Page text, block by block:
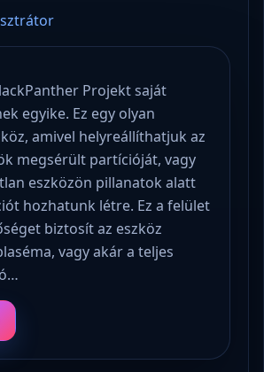
Projekt saját
egyike. Ez egy olyan
amivel helyreállíthatjuk az
megsérült partícióját, vagy
eszközön pillanatok alatt
hozhatunk létre. Ez a felület
biztosít az eszköz
vagy akár a teljes